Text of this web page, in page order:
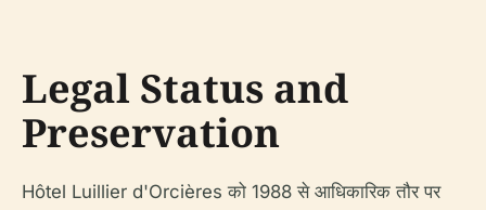
Legal Status and
Preservation
Hôtel Luillier d'Orcières को 1988 से आधिकारिक तौर पर